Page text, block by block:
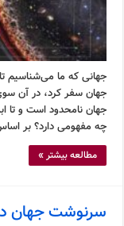
جهانی که ما می‌شناسیم
جهان سفر کرد، در آن
جهان نامحدود است و تا
چه مفهومی دارد؟ بر
مطالعه بیشتر »
سرنوشت جهان